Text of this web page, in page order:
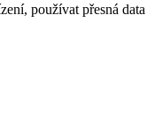
používat přesná data